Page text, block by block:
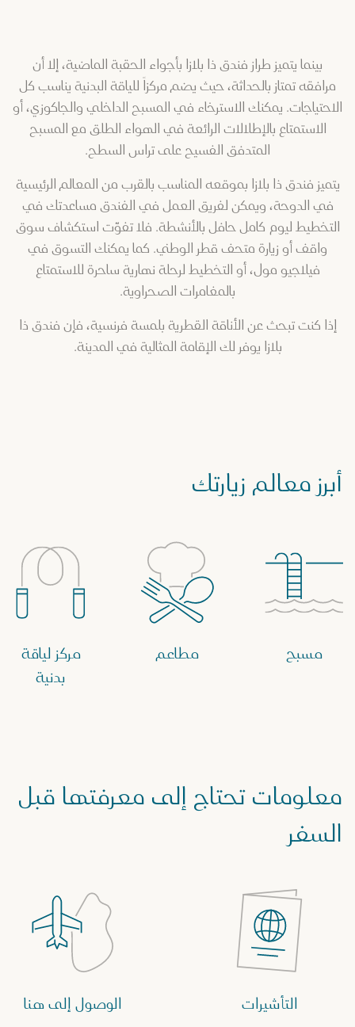
بينما يتميز طراز فندق ذا بلازا بأجواء الحقبة الماضية، إلا أن
مرافقه تمتاز بالحداثة، حيث يضم مركزاً للياقة البدنية يناسب كل
الاحتياجات. يمكنك الاسترخاء في المسبح الداخلي والجاكوزي، أو
الاستمتاع بالإطلالات الرائعة في الهواء الطلق مع المسبح
المتدفق الفسيح على تراس السطح.
يتميز فندق ذا بلازا بموقعه المناسب بالقرب من المعالم الرئيسية
في الدوحة، ويمكن لفريق العمل في الفندق مساعدتك في
التخطيط ليوم كامل حافل بالأنشطة. فلا تفوّت استكشاف سوق
واقف أو زيارة متحف قطر الوطني. كما يمكنك التسوق في
فيلاجيو مول، أو التخطيط لرحلة نهارية ساحرة للاستمتاع
بالمغامرات الصحراوية.
إذا كنت تبحث عن الأناقة القطرية بلمسة فرنسية، فإن فندق ذا
بلازا يوفر لك الإقامة المثالية في المدينة.
أبرز معالم زيارتك
مسبح مطاعم
مركز لياقة
بدنية
معلومات تحتاج إلى معرفتها قبل
السفر
التأشيرات الوصول إلى هنا